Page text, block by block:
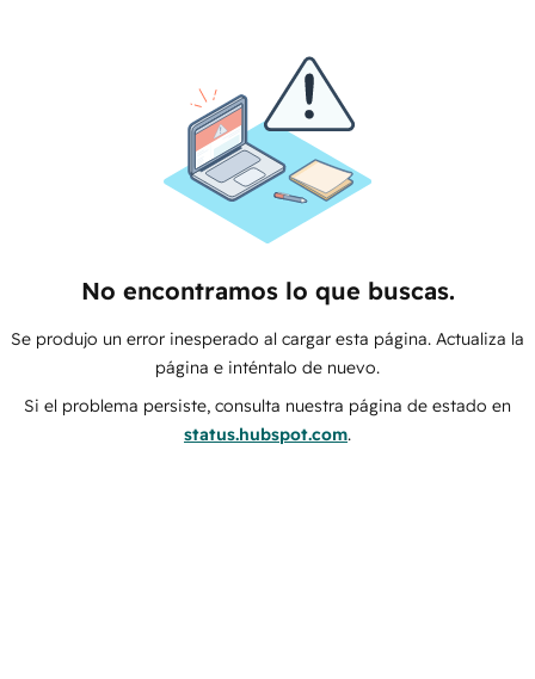
No encontramos lo que buscas.
Se produjo un error inesperado al cargar esta página. Actualiza la
página e inténtalo de nuevo.
Si el problema persiste, consulta nuestra página de estado en
status.hubspot.com.